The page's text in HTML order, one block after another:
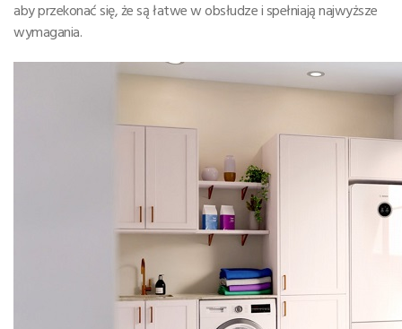
aby przekonać się, że są łatwe w obsłudze i spełniają najwyższe
wymagania.